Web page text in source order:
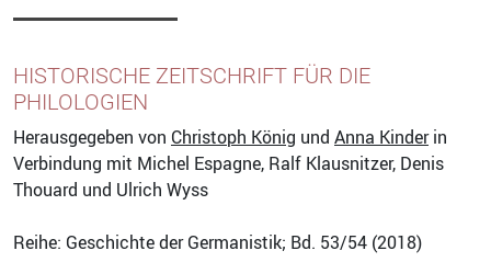
HISTORISCHE ZEITSCHRIFT FÜR DIE
PHILOLOGIEN
Herausgegeben von Christoph König und Anna Kinderin
Verbindung mit Michel Espagne, Ralf Klausnitzer, Denis
Thouard und Ulrich Wyss
Reihe: Geschichte der Germanistik; Bd. 53/54 (2018)